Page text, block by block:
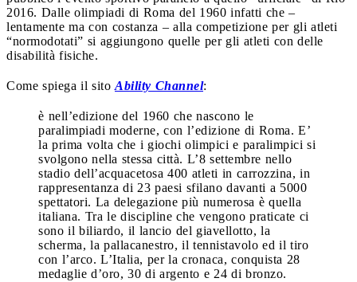
2016. Dalle olimpiadi di Roma del 1960 infatti che –
lentamente ma con costanza – alla competizione per gli atleti
“normodotati” si aggiungono quelle per gli atleti con delle
disabilità fisiche.
Come spiega il sito Ability Channel:
è nell’edizione del 1960 che nascono le
paralimpiadi moderne, con l’edizione di Roma. E’
la prima volta che i giochi olimpici e paralimpici si
svolgono nella stessa città. L’8 settembre nello
stadio dell’acquacetosa 400 atleti in carrozzina, in
rappresentanza di 23 paesi sfilano davanti a 5000
spettatori. La delegazione più numerosa è quella
italiana. Tra le discipline che vengono praticate ci
sono il biliardo, il lancio del giavellotto, la
scherma, la pallacanestro, il tennistavolo ed il tiro
con l’arco. L’Italia, per la cronaca, conquista 28
medaglie d’oro, 30 di argento e 24 di bronzo.